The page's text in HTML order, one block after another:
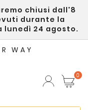
chiusi dall'8
durante la
lunedì 24 agosto.
WAY
0
×
desideri